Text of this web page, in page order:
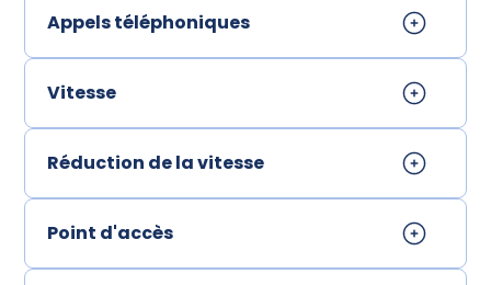
Appels téléphoniques
Vitesse
Réduction de la vitesse
Point d'accès